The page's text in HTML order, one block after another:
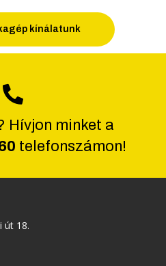
kínálatunk
Hívjon minket a
telefonszámon!
út 18.